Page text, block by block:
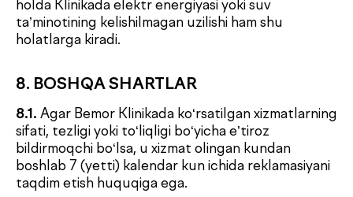
+998 55 508-00-00
Dush–Juma: 08:00–18:00, Shanba: 08:00–16:00
Tijorat takliflari
info@defactum.uz